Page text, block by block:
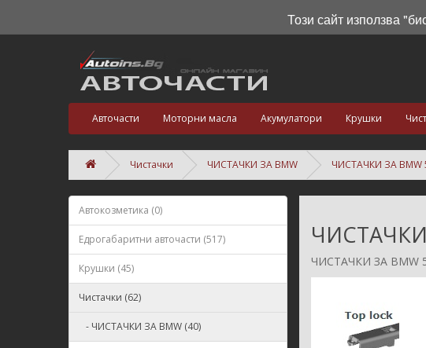
Авточасти Моторни масла Акумулатори Крушки
Чистачки ЧИСТАЧКИ ЗА BMW ЧИСТАЧКИ ЗА BMW
Автокозметика (0)
Едрогабаритни авточасти (517)
Крушки (45)
Чистачки (62)
- ЧИСТАЧКИ ЗА BMW (40)
ЧИСТАЧКИ
ЧИСТАЧКИ ЗА BMW
Този сайт използва